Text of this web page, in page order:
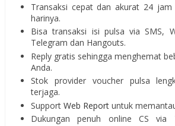
Transaksi cepat dan akurat 24
harinya.
Bisa transaksi isi pulsa via SMS,
Telegram dan Hangouts.
Reply gratis sehingga menghemat
Anda.
Stok provider voucher pulsa
terjaga.
Support Web Report untuk
Dukungan penuh online CS via